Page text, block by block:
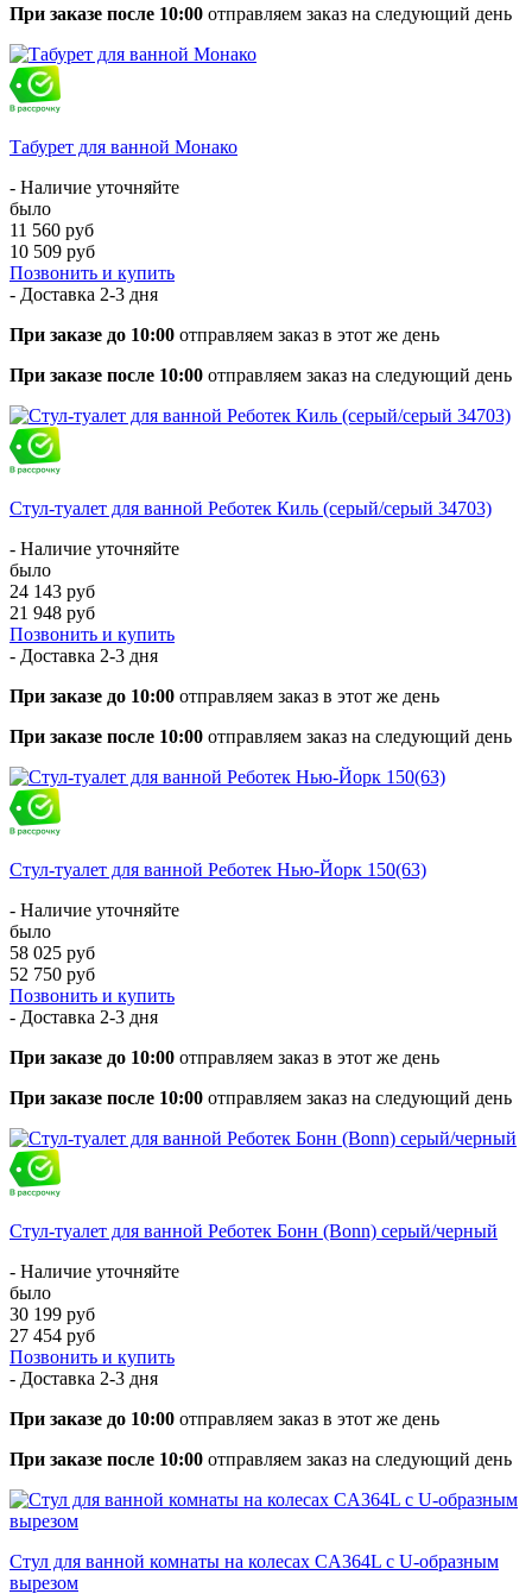
При заказе после 10:00 отправляем заказ на следующий день
Табурет для ванной Монако
- Наличие уточняйте
было
11 560 руб
10 509 руб
Позвонить и купить
- Доставка 2-3 дня
При заказе до 10:00 отправляем заказ в этот же день
При заказе после 10:00 отправляем заказ на следующий день
Стул-туалет для ванной Реботек Киль (серый/серый 34703)
- Наличие уточняйте
было
24 143 руб
21 948 руб
Позвонить и купить
- Доставка 2-3 дня
При заказе до 10:00 отправляем заказ в этот же день
При заказе после 10:00 отправляем заказ на следующий день
Стул-туалет для ванной Реботек Нью-Йорк 150(63)
- Наличие уточняйте
было
58 025 руб
52 750 руб
Позвонить и купить
- Доставка 2-3 дня
При заказе до 10:00 отправляем заказ в этот же день
При заказе после 10:00 отправляем заказ на следующий день
Стул-туалет для ванной Реботек Бонн (Bonn) серый/черный
- Наличие уточняйте
было
30 199 руб
27 454 руб
Позвонить и купить
- Доставка 2-3 дня
При заказе до 10:00 отправляем заказ в этот же день
При заказе после 10:00 отправляем заказ на следующий день
Стул для ванной комнаты на колесах CA364L с U-образным
вырезом